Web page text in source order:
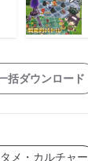
括ダウンロード
メ・カルチャー